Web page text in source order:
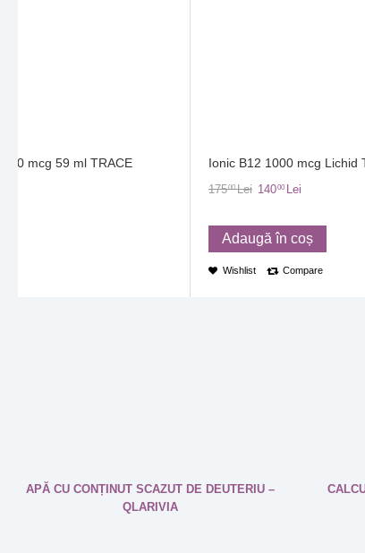
mcg 59 ml TRACE Ionic B12 1000 mcg Lichid
17500Lei 14000 Lei
Adaugă în coș
Wishlist Compare
APĂ CU CONȚINUT SCAZUT DE DEUTERIU –
QLARIVIA